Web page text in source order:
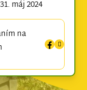
máj 2024
na